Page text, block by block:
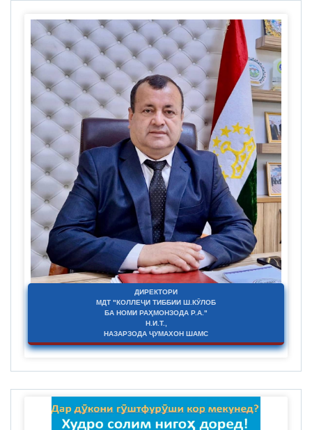
ДИРЕКТОРИ
МДТ "КОЛЛЕҶИ ТИББИИ Ш.КӮЛОБ
БА НОМИ РАҲМОНЗОДА Р.А."
Н.И.Т.,
НАЗАРЗОДА ҶУМАХОН ШАМС